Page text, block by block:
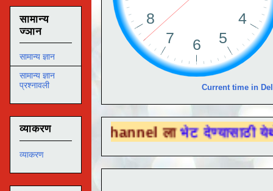
Current time in
Channel लाभेट देण्यासाठी येथे क्लिक
सामान्य
ज्ञान
सामान्य ज्ञान
सामान्य ज्ञान
प्रश्नावली
व्याकरण
व्याकरण